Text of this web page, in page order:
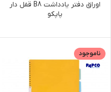
اوراق دفتر یادداشت B8 قفل دار
پاپکو
ناموجود